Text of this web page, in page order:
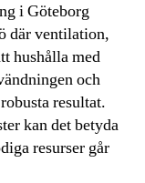
i Göteborg
där ventilation,
hushålla med
och
resultat.
kan det betyda
resurser går